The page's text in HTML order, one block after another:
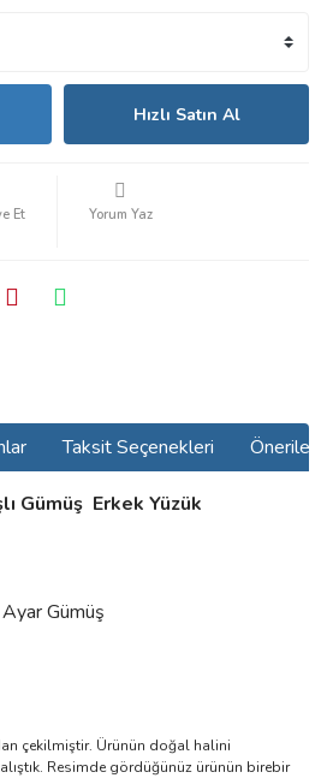
Hızlı Satın Al
Et Yorum Yaz
Taksit Seçenekleri
Gümüş Erkek Yüzük
Gümüş
çekilmiştir. Ürünün doğal halini
Resimde gördüğünüz ürünün birebir